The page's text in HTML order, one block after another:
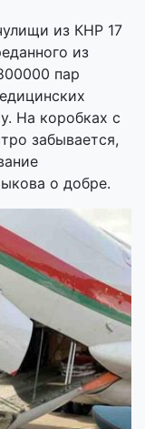
из КНР 17
из
пар
На коробках с
забывается,
о добре.